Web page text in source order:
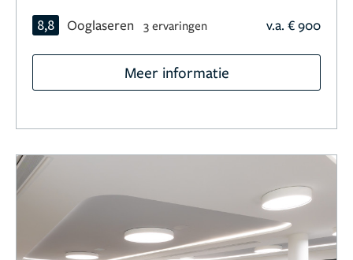
8,8 Ooglaseren 3 ervaringen v.a. € 900
Meer informatie